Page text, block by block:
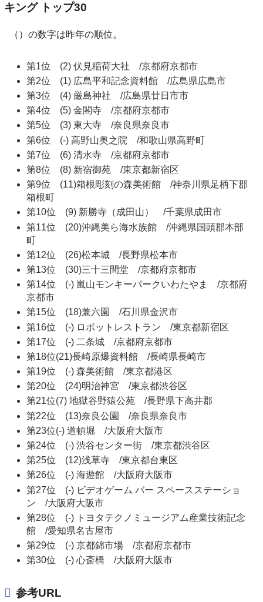
キング トップ30
（）の数字は昨年の順位。
第1位 (2) 伏見稲荷大社 /京都府京都市
第2位 (1) 広島平和記念資料館 /広島県広島市
第3位 (4) 厳島神社 /広島県廿日市市
第4位 (5) 金閣寺 /京都府京都市
第5位 (3) 東大寺 /奈良県奈良市
第6位 (-) 高野山奥之院 /和歌山県高野町
第7位 (6) 清水寺 /京都府京都市
第8位 (8) 新宿御苑 /東京都新宿区
第9位 (11)箱根彫刻の森美術館 /神奈川県足柄下郡
箱根町
第10位 (9) 新勝寺（成田山） /千葉県成田市
第11位 (20)沖縄美ら海水族館 /沖縄県国頭郡本部
町
第12位 (26)松本城 /長野県松本市
第13位 (30)三十三間堂 /京都府京都市
第14位 (-) 嵐山モンキーパークいわたやま /京都府
京都市
第15位 (18)兼六園 /石川県金沢市
第16位 (-) ロボットレストラン /東京都新宿区
第17位 (-) 二条城 /京都府京都市
第18位(21)長崎原爆資料館 /長崎県長崎市
第19位 (-) 森美術館 /東京都港区
第20位 (24)明治神宮 /東京都渋谷区
第21位(7) 地獄谷野猿公苑 /長野県下高井郡
第22位 (13)奈良公園 /奈良県奈良市
第23位(-) 道頓堀 /大阪府大阪市
第24位 (-) 渋谷センター街 /東京都渋谷区
第25位 (12)浅草寺 /東京都台東区
第26位 (-) 海遊館 /大阪府大阪市
第27位 (-) ビデオゲーム バー スペースステーショ
ン /大阪府大阪市
第28位 (-) トヨタテクノミュージアム産業技術記念
館 /愛知県名古屋市
第29位 (-) 京都錦市場 /京都府京都市
第30位 (-) 心斎橋 /大阪府大阪市
参考URL